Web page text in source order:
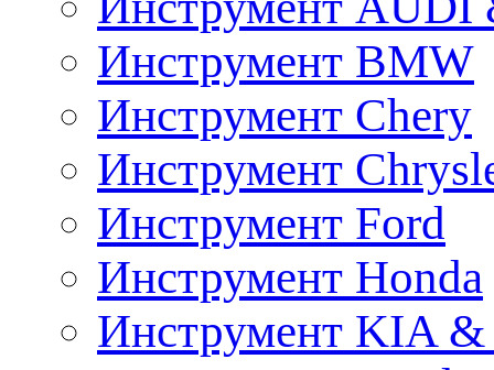
Инструмент BMW
Инструмент Chery
Инструмент
Инструмент Ford
Инструмент Honda
Инструмент KIA